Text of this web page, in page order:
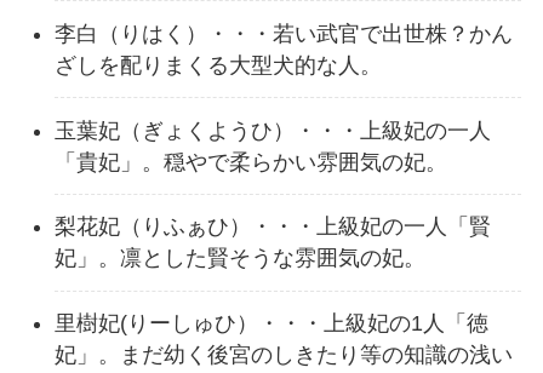
李白（りはく）・・・若い武官で出世株？かん
ざしを配りまくる大型犬的な人。
玉葉妃（ぎょくようひ）・・・上級妃の一人
「貴妃」。穏やで柔らかい雰囲気の妃。
梨花妃（りふぁひ）・・・上級妃の一人「賢
妃」。凛とした賢そうな雰囲気の妃。
里樹妃(りーしゅひ）・・・上級妃の1人「徳
妃」。まだ幼く後宮のしきたり等の知識の浅い